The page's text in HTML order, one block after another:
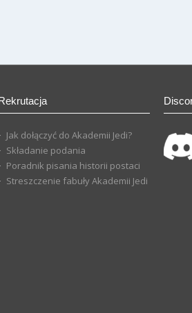
Jak dołączyć do Akademii Jedi?
Składanie podania
Poradnik pisania historii postaci
Streszczenie fabuły Akademii Jedi